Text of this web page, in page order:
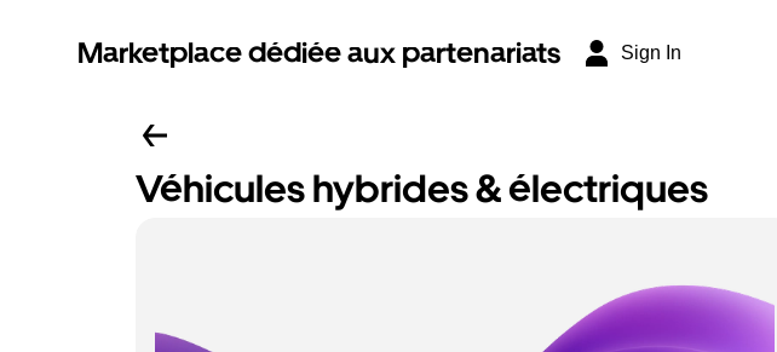
Marketplace dédiée aux partenariats Sign In
Véhicules hybrides & électriques